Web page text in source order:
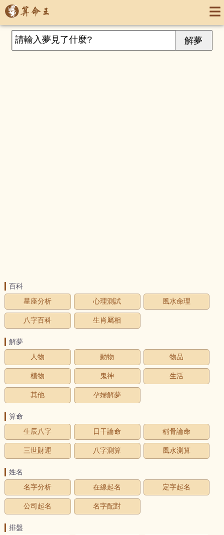
百科
星座分析
心理測試 風水命理
八字百科 生肖屬相
解夢
人物
動物 物品
植物 鬼神 生活
其他 孕婦解夢
算命
生辰八字
日干論命 稱骨論命
三世財運 八字測算 風水測算
姓名
名字分析
在線起名 定字起名
公司起名 名字配對
排盤